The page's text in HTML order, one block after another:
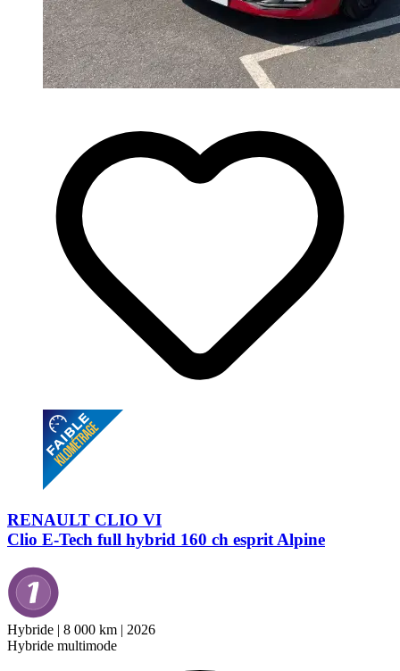
RENAULT CLIO VI
Clio E-Tech full hybrid 160 ch esprit Alpine
Hybride | 8 000 km | 2026
Hybride multimode